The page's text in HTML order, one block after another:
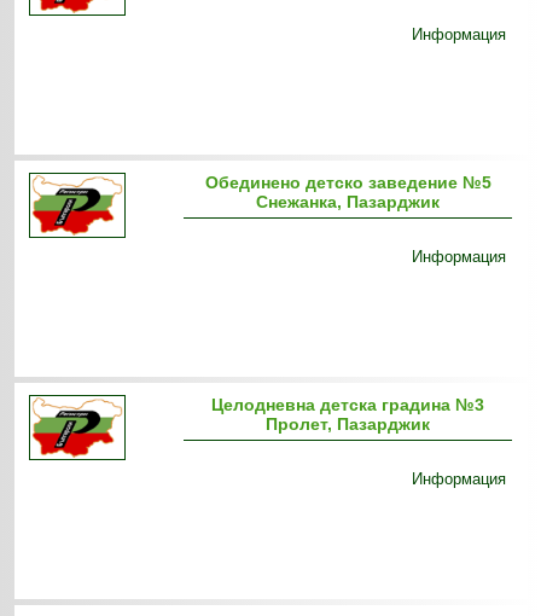
Информация
Обединено детско заведение №5
Снежанка, Пазарджик
Информация
Целодневна детска градина №3
Пролет, Пазарджик
Информация